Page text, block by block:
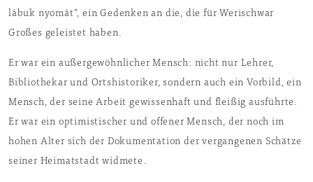
lábuk nyomát”, ein Gedenken an die, die für Werischwar
Großes geleistet haben.
Er war ein außergewöhnlicher Mensch: nicht nur Lehrer,
Bibliothekar und Ortshistoriker, sondern auch ein Vorbild, ein
Mensch, der seine Arbeit gewissenhaft und fleißig ausführte.
Er war ein optimistischer und offener Mensch, der noch im
hohen Alter sich der Dokumentation der vergangenen Schätze
seiner Heimatstadt widmete.